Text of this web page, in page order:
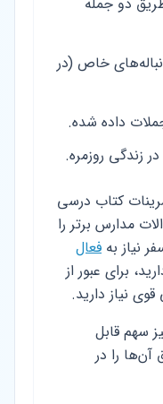
خاص (در
داده شده.
زندگی روزمره.
کتاب درسی
مدارس برتر را
نیاز به فعال
برای عبور از
نیاز دارید.
سهم قابل
را در